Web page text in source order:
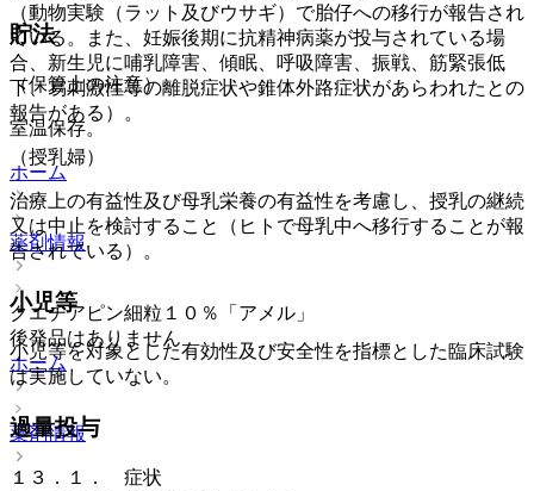
貯法
（保管上の注意）
室温保存。
ホーム
薬剤情報
クエチアピン細粒１０％「アメル」
後発品はありません
ホーム
薬剤情報
（動物実験（ラット及びウサギ）で胎仔への移行が報告され
ている。また、妊娠後期に抗精神病薬が投与されている場
合、新生児に哺乳障害、傾眠、呼吸障害、振戦、筋緊張低
下、易刺激性等の離脱症状や錐体外路症状があらわれたとの
報告がある）。
（授乳婦）
治療上の有益性及び母乳栄養の有益性を考慮し、授乳の継続
又は中止を検討すること（ヒトで母乳中へ移行することが報
告されている）。
小児等
小児等を対象とした有効性及び安全性を指標とした臨床試験
は実施していない。
過量投与
１３．１． 症状